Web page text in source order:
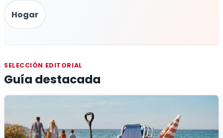
Hogar
SELECCIÓN EDITORIAL
Guía destacada